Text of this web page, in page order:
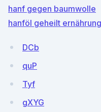
hanf gegen baumwolle
hanföl geheilt ernährung
DCb
quP
Tyf
gXYG